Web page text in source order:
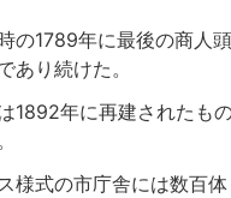
の1789年に最後の商人
あり続けた。
1892年に再建されたも
様式の市庁舎には数百